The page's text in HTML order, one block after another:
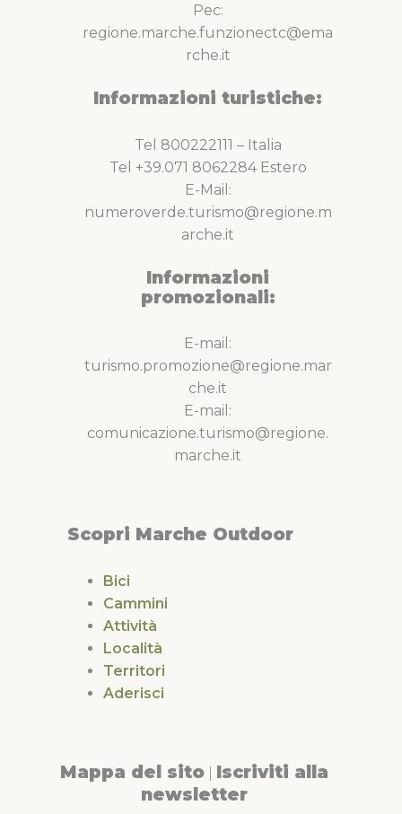
Pec:
regione.marche.funzionectc@ema
rche.it
Informazioni turistiche:
Tel 800222111 – Italia
Tel +39.071 8062284 Estero
E-Mail:
numeroverde.turismo@regione.m
arche.it
Informazioni
promozionali:
E-mail:
turismo.promozione@regione.mar
che.it
E-mail:
comunicazione.turismo@regione.
marche.it
Scopri Marche Outdoor
Bici
Cammini
Attività
Località
Territori
Aderisci
Mappa del sito Iscriviti alla
newsletter